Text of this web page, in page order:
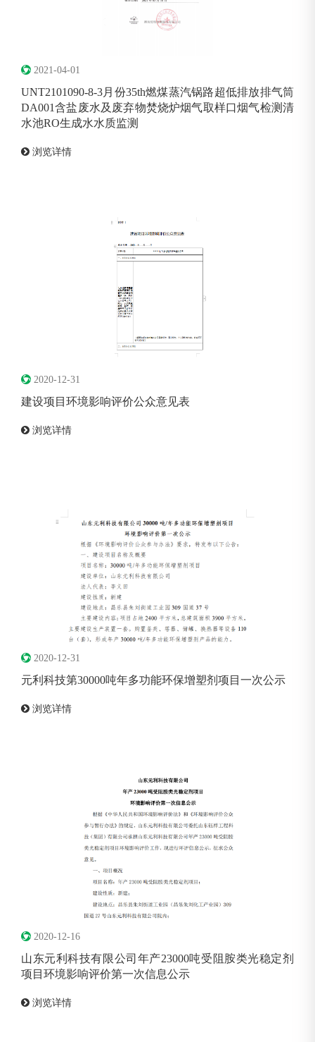
2021-04-01
UNT2101090-8-3月份35th燃煤蒸汽锅路超低排放排气筒
DA001含盐废水及废弃物焚烧炉烟气取样口烟气检测清
水池RO生成水水质监测
浏览详情
2020-12-31
建设项目环境影响评价公众意见表
浏览详情
2020-12-31
元利科技第30000吨年多功能环保增塑剂项目一次公示
浏览详情
2020-12-16
山东元利科技有限公司年产23000吨受阻胺类光稳定剂
项目环境影响评价第一次信息公示
浏览详情